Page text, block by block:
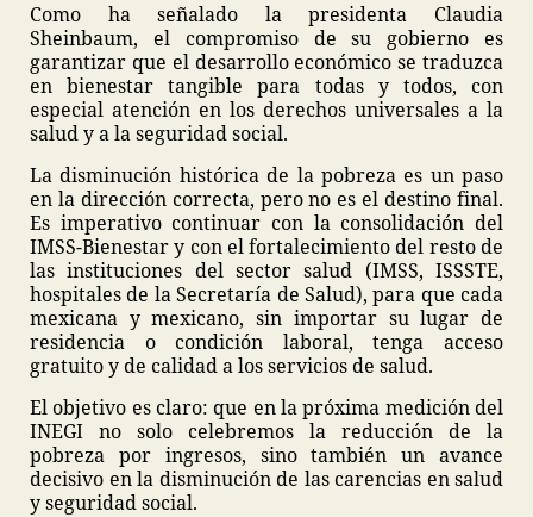
Como ha señalado la presidenta Claudia
Sheinbaum, el compromiso de su gobierno es
garantizar que el desarrollo económico se traduzca
en bienestar tangible para todas y todos, con
especial atención en los derechos universales a la
salud y a la seguridad social.
La disminución histórica de la pobreza es un paso
en la dirección correcta, pero no es el destino final.
Es imperativo continuar con la consolidación del
IMSS-Bienestar y con el fortalecimiento del resto de
las instituciones del sector salud (IMSS, ISSSTE,
hospitales de la Secretaría de Salud), para que cada
mexicana y mexicano, sin importar su lugar de
residencia o condición laboral, tenga acceso
gratuito y de calidad a los servicios de salud.
El objetivo es claro: que en la próxima medición del
INEGI no solo celebremos la reducción de la
pobreza por ingresos, sino también un avance
decisivo en la disminución de las carencias en salud
y seguridad social.